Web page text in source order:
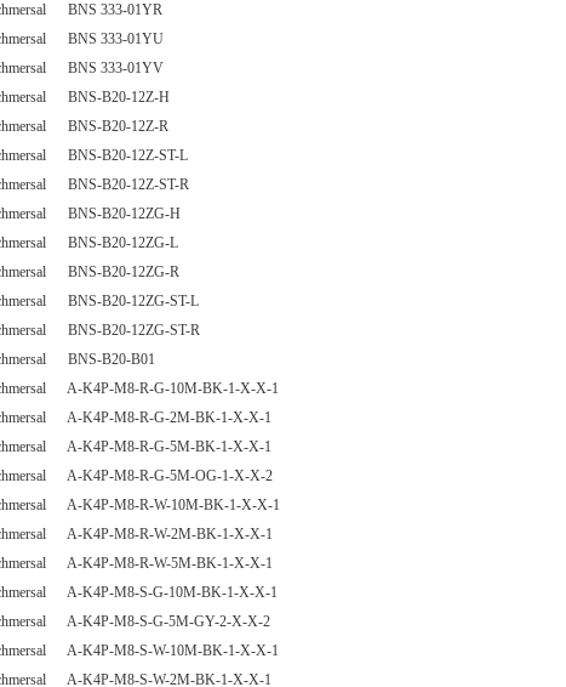
BNS 333-01YR
BNS 333-01YU
BNS 333-01YV
BNS-B20-12Z-H
BNS-B20-12Z-R
BNS-B20-12Z-ST-L
BNS-B20-12Z-ST-R
BNS-B20-12ZG-H
BNS-B20-12ZG-L
BNS-B20-12ZG-R
BNS-B20-12ZG-ST-L
BNS-B20-12ZG-ST-R
BNS-B20-B01
A-K4P-M8-R-G-10M-BK-1-X-X-1
A-K4P-M8-R-G-2M-BK-1-X-X-1
A-K4P-M8-R-G-5M-BK-1-X-X-1
A-K4P-M8-R-G-5M-OG-1-X-X-2
A-K4P-M8-R-W-10M-BK-1-X-X-1
A-K4P-M8-R-W-2M-BK-1-X-X-1
A-K4P-M8-R-W-5M-BK-1-X-X-1
A-K4P-M8-S-G-10M-BK-1-X-X-1
A-K4P-M8-S-G-5M-GY-2-X-X-2
A-K4P-M8-S-W-10M-BK-1-X-X-1
A-K4P-M8-S-W-2M-BK-1-X-X-1